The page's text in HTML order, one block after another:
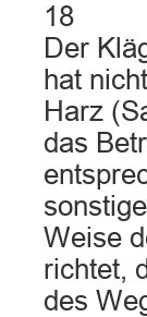
18
Der
hat
Harz
das
Weise
richtet,
des